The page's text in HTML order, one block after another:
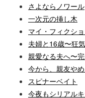
さよならノワール
一次元の挿し木
マイ・フィクシ
夫婦と16歳〜狂
親愛なる夫へ〜
今から、親友やめ
スピナーベイト
今夜もシリアル